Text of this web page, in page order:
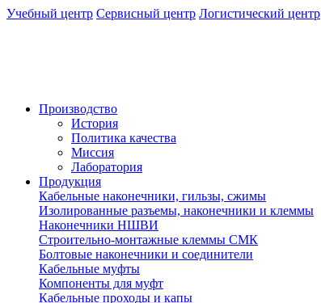
Учебный центр Сервисный центр Логистический центр
Производство
История
Политика качества
Миссия
Лаборатория
Продукция
Кабельные наконечники, гильзы, сжимы
Изолированные разъемы, наконечники и клеммы
Наконечники НШВИ
Строительно-монтажные клеммы СМК
Болтовые наконечники и соединители
Кабельные муфты
Компоненты для муфт
Кабельные проходы и капы